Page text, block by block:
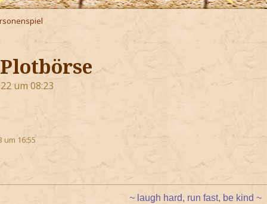
um 08:23
um 16:55
~ laugh hard, run fast, be kind ~